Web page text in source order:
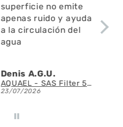
no emite
ruido y ayuda
la circulación del
A.G.U.
AQUAEL - SAS Filter 500 - Skimmer de superficie
07/2026